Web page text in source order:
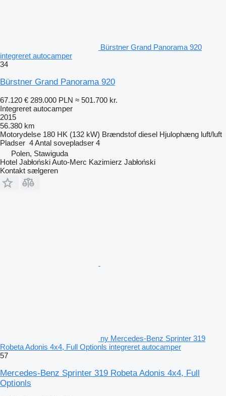
Bürstner Grand Panorama 920
integreret autocamper
34
Bürstner Grand Panorama 920
67.120 € 289.000 PLN ≈ 501.700 kr.
Integreret autocamper
2015
56.380 km
Motorydelse 180 HK (132 kW) Brændstof diesel Hjulophæng luft/luft
Pladser 4Antal sovepladser 4
Polen, Stawiguda
Hotel Jabłoński Auto-Merc Kazimierz Jabłoński
Kontakt sælgeren
ny Mercedes-Benz Sprinter 319
Robeta Adonis 4x4, Full Optionls integreret autocamper
57
Mercedes-Benz Sprinter 319 Robeta Adonis 4x4, Full
Optionls